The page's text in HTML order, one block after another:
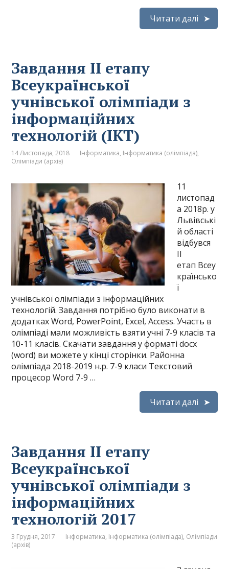
Читати далі
Завдання ІІ етапу
Всеукраїнської
учнівської олімпіади з
інформаційних
технологій (ІКТ)
14 Листопада, 2018 Інформатика, Інформатика (олімпіада),
Олімпіади (архів)
11
листопад
а 2018р. у
Львівські
й області
відбувся
ІІ
етап Всеу
країнсько
ї
учнівської олімпіади з інформаційних
технологій. Завдання потрібно було виконати в
додатках Word, PowerPoint, Excel, Access. Участь в
олімпіаді мали можливість взяти учні 7-9 класів та
10-11 класів. Скачати завдання у форматі docx
(word) ви можете у кінці сторінки. Районна
олімпіада 2018-2019 н.р. 7-9 класи Текстовий
процесор Word 7-9 …
Читати далі
Завдання ІІ етапу
Всеукраїнської
учнівської олімпіади з
інформаційних
технологій 2017
3 Грудня, 2017 Інформатика, Інформатика (олімпіада), Олімпіади
(архів)